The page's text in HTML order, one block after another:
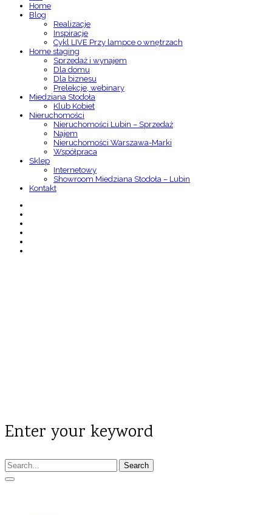
Home
Blog
Realizacje
Inspiracje
Cykl LIVE Przy lampce o wnętrzach
Home staging
Sprzedaż i wynajem
Dla domu
Dla biznesu
Prelekcje, webinary
Miedziana Stodoła
Klub Kobiet
Nieruchomości
Nieruchomości Lubin – Sprzedaż
Najem
Nieruchomości Warszawa-Marki
Współpraca
Sklep
Internetowy
Showroom Miedziana Stodoła – Lubin
Kontakt
Enter your keyword
Search